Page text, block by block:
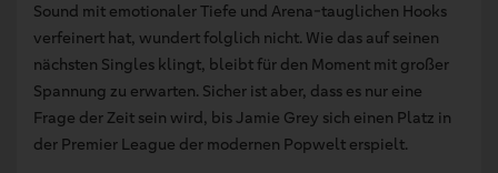
Sound mit emotionaler Tiefe und Arena-tauglichen Hooks
verfeinert hat, wundert folglich nicht. Wie das auf seinen
nächsten Singles klingt, bleibt für den Moment mit großer
Spannung zu erwarten. Sicher ist aber, dass es nur eine
Frage der Zeit sein wird, bis Jamie Grey sich einen Platz in
der Premier League der modernen Popwelt erspielt.